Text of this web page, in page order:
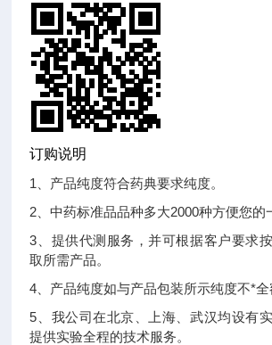
订购说明
1、产品纯度符合药典要求纯度。
2、中药标准品品种多大2000种方便您的
3、提供代测服务，并可根据客户要求
取所需产品。
4、产品纯度如与产品包装所示纯度不*全
5、我公司在北京、上海、武汉均设有
提供实验全程的技术服务。